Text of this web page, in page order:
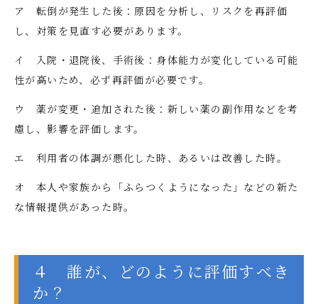
ア 転倒が発生した後：原因を分析し、リスクを再評価
し、対策を見直す必要があります。
イ 入院・退院後、手術後：身体能力が変化している可能
性が高いため、必ず再評価が必要です。
ウ 薬が変更・追加された後：新しい薬の副作用などを考
慮し、影響を評価します。
エ 利用者の体調が悪化した時、あるいは改善した時。
オ 本人や家族から「ふらつくようになった」などの新た
な情報提供があった時。
４ 誰が、どのように評価すべき
か？